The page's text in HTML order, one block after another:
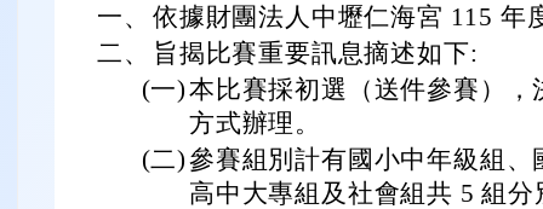
一、 依據財團法人中壢仁海宮 115 年
二、
旨揭比賽重要訊息摘述如下:
(一)本比賽採初選（送件參賽）
方式辦理。
(二)參賽組別計有國小中年級組
高中大專組及社會組共 5 組